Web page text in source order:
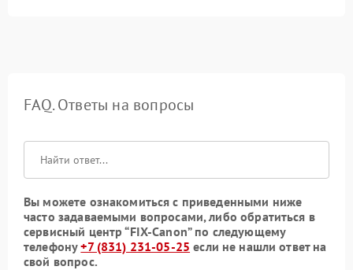
FAQ. Ответы на вопросы
Вы можете ознакомиться с приведенными ниже
часто задаваемыми вопросами, либо обратиться в
сервисный центр “FIX-Canon” по следующему
телефону+7 (831) 231-05-25 если не нашли ответ на
свой вопрос.